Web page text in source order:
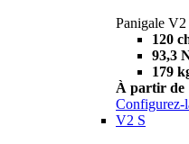
Panigale V2
120
93,3
179
À partir de
Configurez-
V2 S